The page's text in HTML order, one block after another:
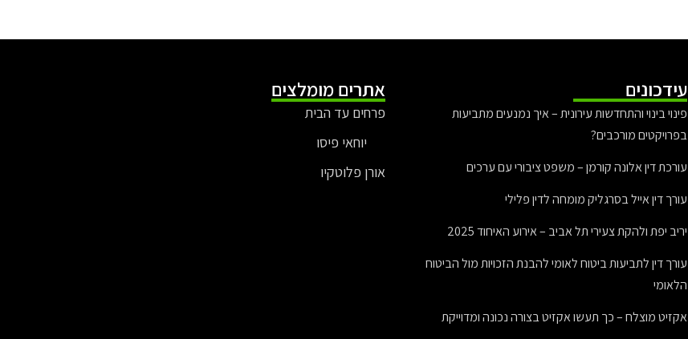
עידכונים
פינוי בינוי והתחדשות עירונית – איך נמנעים מתביעות
בפרויקטים מורכבים?
עורכת דין אלונה קורמן – משפט ציבורי עם ערכים
עורך דין אייל בסרגליק מומחה לדין פלילי
יריב יפת ולהקת צעירי תל אביב – אירוע האיחוד 2025
עורך דין לתביעות ביטוח לאומי להבנת הזכויות מול הביטוח
הלאומי
אקזיט מוצלח – כך תעשו אקזיט בצורה נכונה ומדוייקת
אתרים מומלצים
פרחים עד הבית
יוחאי פיסו
אורן פלוטקיו